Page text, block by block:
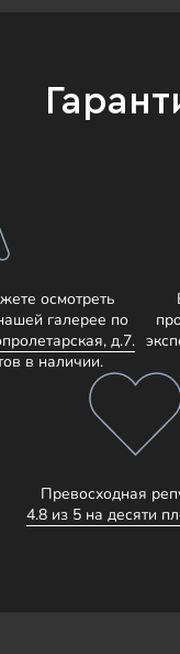
осмотреть
галерее по
д.7.
в наличии.
Превосходная
4.8 из 5 на десяти